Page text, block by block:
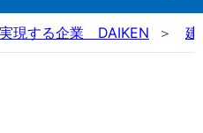
実現する企業 DAIKEN 建